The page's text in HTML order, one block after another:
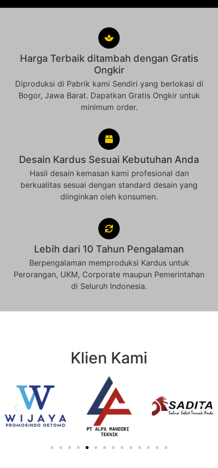
Harga Terbaik ditambah dengan Gratis
Ongkir
Diproduksi di Pabrik kami Sendiri yang berlokasi di
Bogor, Jawa Barat. Dapatkan Gratis Ongkir untuk
minimum order.
Desain Kardus Sesuai Kebutuhan Anda
Hasil desain kemasan kami profesional dan
berkualitas sesuai dengan standard desain yang
diinginkan oleh konsumen.
Lebih dari 10 Tahun Pengalaman
Berpengalaman memproduksi Kardus untuk
Perorangan, UKM, Corporate maupun Pemerintahan
di Seluruh Indonesia.
Klien Kami